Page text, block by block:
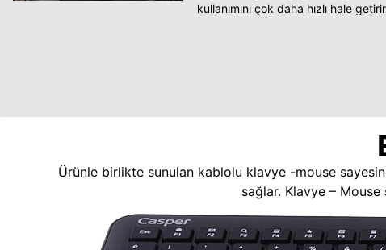
kullanımını çok daha hızlı hale
Ürünle birlikte sunulan kablolu klavye -mouse
sağlar. Klavye –